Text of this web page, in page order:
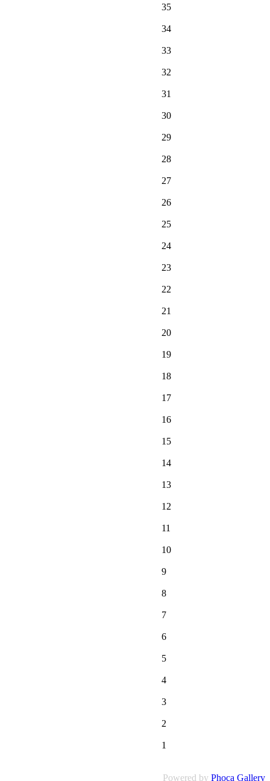
35
34
33
32
31
30
29
28
27
26
25
24
23
22
21
20
19
18
17
16
15
14
13
12
11
10
9
8
7
6
5
4
3
2
1
Powered by Phoca Gallery